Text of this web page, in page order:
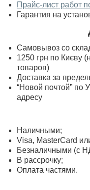
Прайс-лист работ
Гарантия на
Самовывоз со
1250 грн по Києву
товаров)
Доставка за
“Новой почтой” по
адресу
Наличными;
Visa, MasterСard
Безналичными (с
В рассрочку;
Оплата частями.